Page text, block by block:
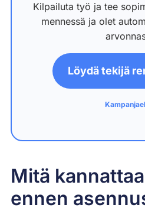
Kilpailuta työ ja tee
mennessä ja olet
Löydä tekijä
Mitä
ennen